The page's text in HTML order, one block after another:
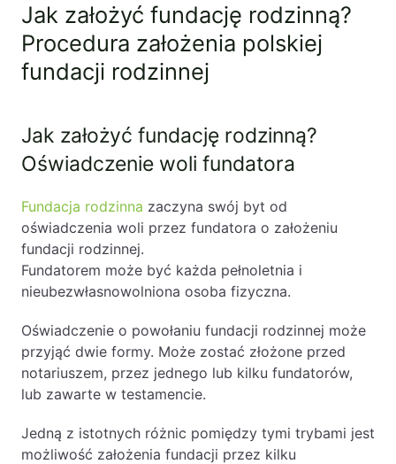
PL EN FR
Jak założyć fundację rodzinną?
Procedura założenia polskiej
fundacji rodzinnej
Jak założyć fundację rodzinną?
Oświadczenie woli fundatora
Fundacja rodzinna zaczyna swój byt od
oświadczenia woli przez fundatora o założeniu
fundacji rodzinnej.
Fundatorem może być każda pełnoletnia i
nieubezwłasnowolniona osoba fizyczna.
Oświadczenie o powołaniu fundacji rodzinnej może
przyjąć dwie formy. Może zostać złożone przed
notariuszem, przez jednego lub kilku fundatorów,
lub zawarte w testamencie.
Jedną z istotnych różnic pomiędzy tymi trybami jest
możliwość założenia fundacji przez kilku